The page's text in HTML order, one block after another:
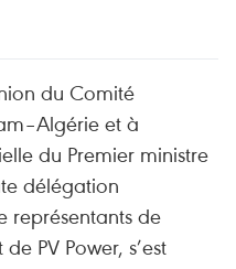
du Comité
et à
du Premier ministre
délégation
représentants de
PV Power, s’est